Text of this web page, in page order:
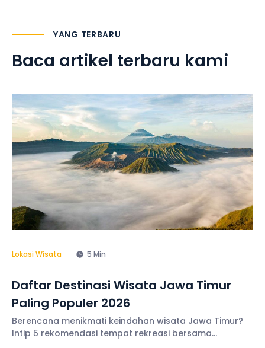
YANG TERBARU
Baca artikel terbaru kami
Lokasi Wisata 5 Min
Daftar Destinasi Wisata Jawa Timur
Paling Populer 2026
Berencana menikmati keindahan wisata Jawa Timur?
Intip 5 rekomendasi tempat rekreasi bersama